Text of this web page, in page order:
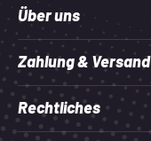
Über uns
Zahlung & Versand
Rechtliches